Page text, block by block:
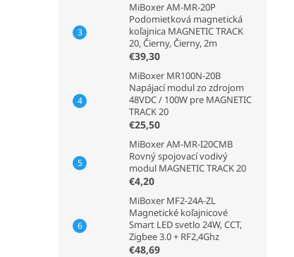
MiBoxer AM-MR-20P
Podomietková magnetická
koľajnica MAGNETIC TRACK
20, Čierny, Čierny, 2m
€39,30
MiBoxer MR100N-20B
Napájací modul zo zdrojom
48VDC / 100W pre MAGNETIC
TRACK 20
€25,50
MiBoxer AM-MR-I20CMB
Rovný spojovací vodivý
modul MAGNETIC TRACK 20
€4,20
MiBoxer MF2-24A-ZL
Magnetické koľajnicové
Smart LED svetlo 24W, CCT,
Zigbee 3.0 + RF2,4Ghz
€48,69